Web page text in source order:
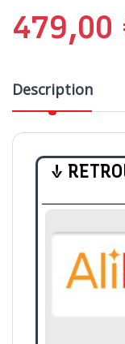
479,00
Description
↓